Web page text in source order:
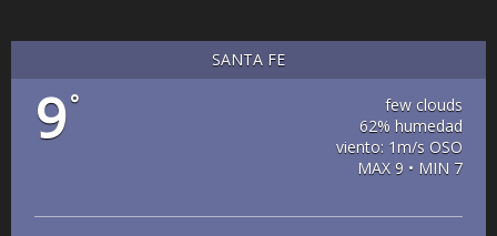
SANTA FE
9°
few clouds
62% humedad
viento: 1m/s OSO
MAX 9 • MIN 7